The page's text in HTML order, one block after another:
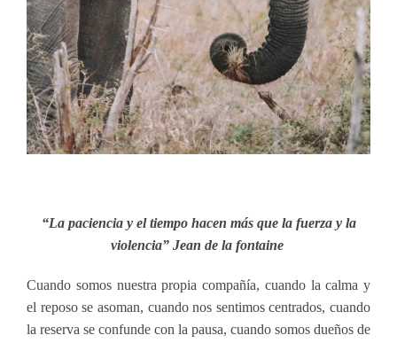
“La paciencia y el tiempo hacen más que la fuerza y la
violencia” Jean de la fontaine
Cuando somos nuestra propia compañía, cuando la calma y
el reposo se asoman, cuando nos sentimos centrados, cuando
la reserva se confunde con la pausa, cuando somos dueños de